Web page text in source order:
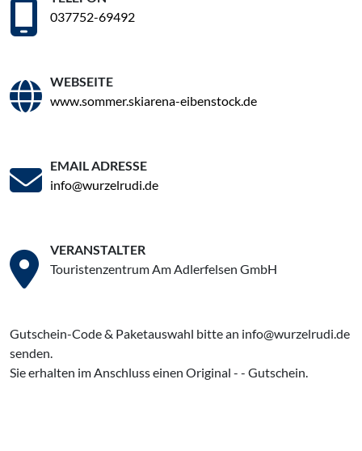
037752-69492
WEBSEITE
www.sommer.skiarena-eibenstock.de
EMAIL ADRESSE
info@wurzelrudi.de
VERANSTALTER
Touristenzentrum Am Adlerfelsen GmbH
Gutschein-Code & Paketauswahl bitte an info@wurzelrudi.de
senden.
Sie erhalten im Anschluss einen Original - - Gutschein.